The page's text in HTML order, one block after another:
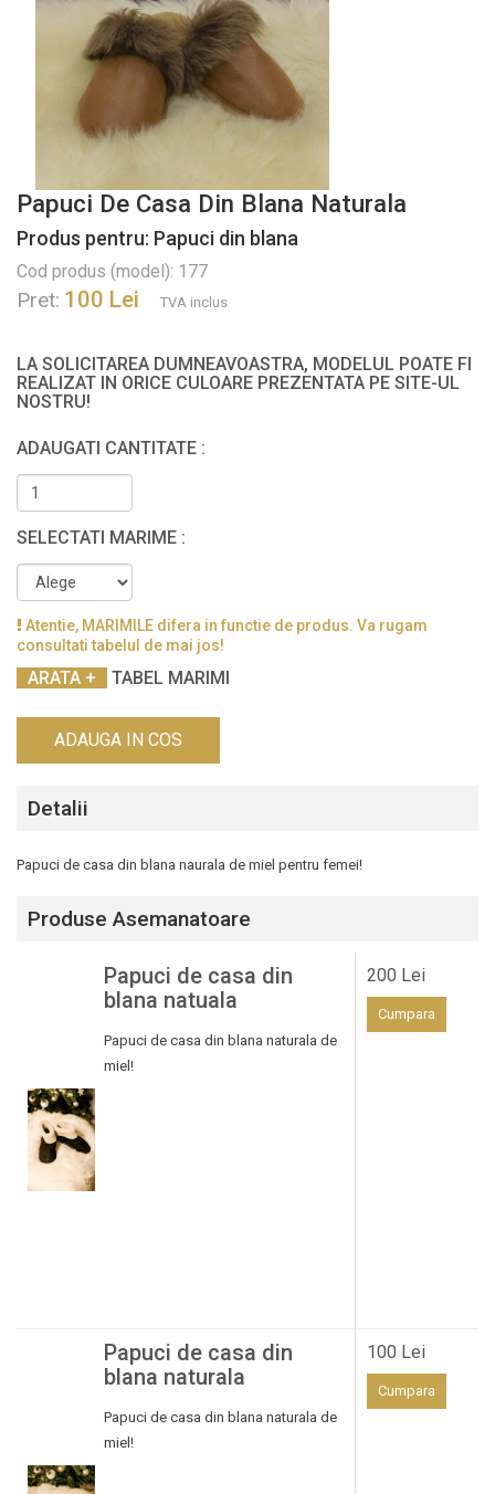
Papuci De Casa Din Blana Naturala
Produs pentru: Papuci din blana
Cod produs (model): 177
Pret: 100 Lei TVA inclus
LA SOLICITAREA DUMNEAVOASTRA, MODELUL POATE FI
REALIZAT IN ORICE CULOARE PREZENTATA PE SITE-UL
NOSTRU!
ADAUGATI CANTITATE :
SELECTATI MARIME :
Atentie, MARIMILE difera in functie de produs. Va rugam
consultati tabelul de mai jos!
TABEL MARIMI
ADAUGA IN COS
Detalii
Papuci de casa din blana naurala de miel pentru femei!
Produse Asemanatoare
Papuci de casa din
blana natuala
Papuci de casa din blana naturala de
miel!
200 Lei
Cumpara
Papuci de casa din
blana naturala
Papuci de casa din blana naturala de
miel!
100 Lei
Cumpara